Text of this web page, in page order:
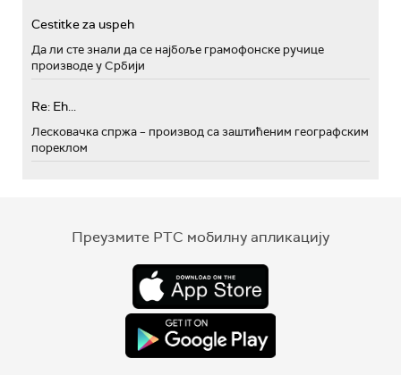
Cestitke za uspeh
Да ли сте знали да се најбоље грамофонске ручице
производе у Србији
Re: Eh...
Лесковачка спржа – производ са заштићеним географским
пореклом
Преузмите РТС мобилну апликацију